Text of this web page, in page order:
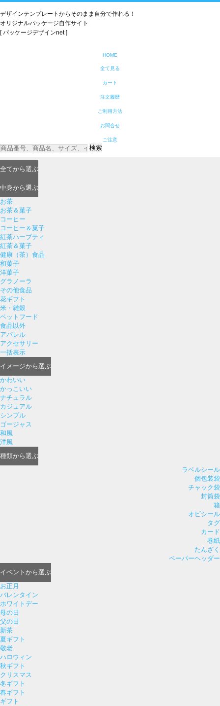
デザインテンプレートからそのまま自分で作れる！
オリジナルパッケージ自作サイト
[ パッケージデザインnet ]
HOME
全て見る
カート
注文履歴
ご利用方法
お問合せ
ご注意
検索
全てから選ぶ
中身から選ぶ
お茶
お茶＆菓子
コーヒー
コーヒー＆菓子
紅茶ハーブティ
紅茶＆菓子
健康（茶）食品
和菓子
洋菓子
グラノーラ
その他食品
花ギフト
米・雑穀
ペットフード
食品以外
アパレル
アクセサリー
一括表示
イメージから選ぶ
かわいい
かっこいい
ナチュラル
カジュアル
シンプル
ゴージャス
和風
洋風
種類から選ぶ
ラベルシール
個包装袋
チャック袋
封筒袋
箱
オビシール
タグ
カード
巻紙
たんざく
ペーパーヘッダー
イベント から選ぶ
お正月
バレンタイン
ホワイトデー
母の日
父の日
新茶
夏ギフト
敬老
ハロウィン
秋ギフト
クリスマス
冬ギフト
春ギフト
ギフト